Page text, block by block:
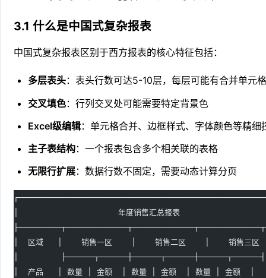
3.1 什么是中国式复杂报表
中国式复杂报表区别于西方报表的核心特征包括：
多层表头：表头行数可达5-10层，每层可能有合并单元
交叉填色：行列交叉处可能需要特定背景色
Excel级编辑：单元格合并、边框样式、字体颜色等精细
主子表结构：一个报表包含多个相关联的表格
无限行扩展：数据行数不固定，需要动态计算分页
│                     年度销售汇总报表
│  区域   │    销售一区    │    销售二区    │    销售三
│
│  产品   │ 数量 │ 金额  │ 数量 │ 金额  │ 数量 │ 金额